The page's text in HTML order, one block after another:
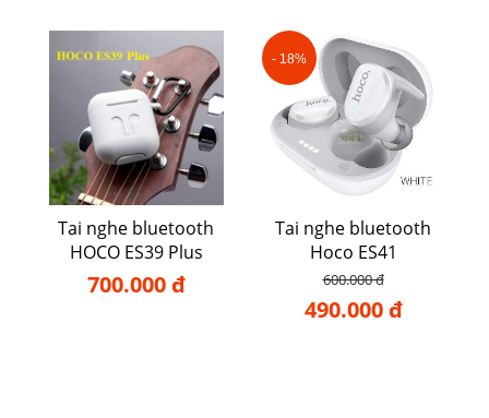
Tai nghe bluetooth
HOCO ES39 Plus
700.000 đ
- 18%
Tai nghe bluetooth
Hoco ES41
600.000 đ
490.000 đ